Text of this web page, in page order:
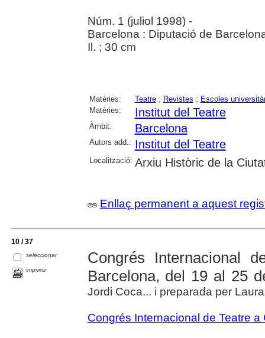
Núm. 1 (juliol 1998) -
Barcelona : Diputació de
Il. ; 30 cm
Matèries: Teatre; Revistes ; Escoles
Matèries:
Institut del Teatre
Àmbit: Barcelona
Autors add.: Institut del Teatre
Localització: Arxiu Històric de la
Enllaç permanent a aquest
10 / 37
seleccionar
imprimir
Congrés Internacional
Barcelona, del 19 al 25
Jordi Coca... i preparada per
Congrés Internacional de Teatre a